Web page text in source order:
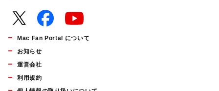
Mac Fan Portal について
お知らせ
運営会社
利用規約